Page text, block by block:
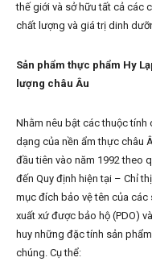
thế giới và sở hữu tất cả các
chất lượng và giá trị dinh
Sản phẩm thực phẩm Hy
lượng châu Âu
Nhằm nêu bật các thuộc tính
dạng của nền ẩm thực châu
đầu tiên vào năm 1992 theo
đến Quy định hiện tại – Chỉ
mục đích bảo vệ tên của các
xuất xứ được bảo hộ (PDO)
huy những đặc tính sản
chúng. Cụ thể: